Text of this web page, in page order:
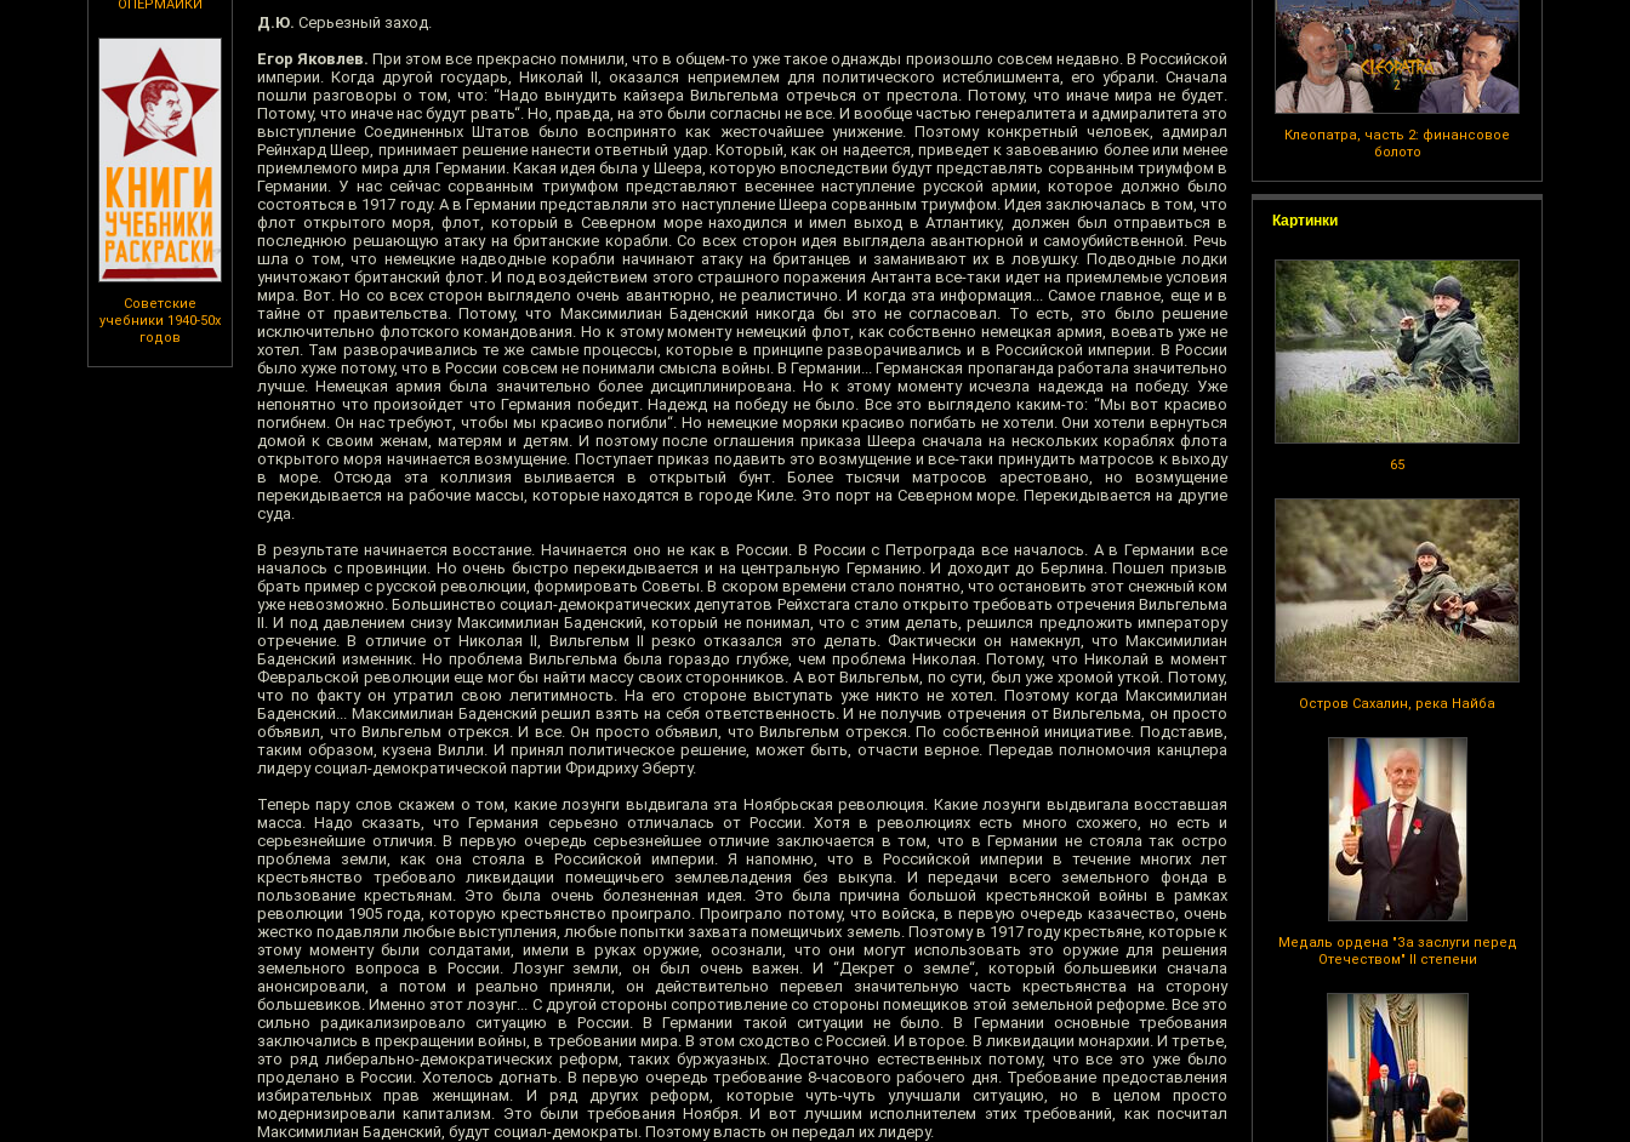
ОПЕРМАЙКИ
Советские
учебники 1940-50х
годов
Клеопатра, часть 2: финансовое
болото
Картинки
65
Остров Сахалин, река Найба
Медаль ордена "За заслуги перед
Отечеством" II степени
Д.Ю. Серьезный заход.
Егор Яковлев. При этом все прекрасно помнили, что в общем-то уже такое однажды произошло совсем недавно. В Российской
империи. Когда другой государь, Николай II, оказался неприемлем для политического истеблишмента, его убрали. Сначала
пошли разговоры о том, что: “Надо вынудить кайзера Вильгельма отречься от престола. Потому, что иначе мира не будет.
Потому, что иначе нас будут рвать“. Но, правда, на это были согласны не все. И вообще частью генералитета и адмиралитета это
выступление Соединенных Штатов было воспринято как жесточайшее унижение. Поэтому конкретный человек, адмирал
Рейнхард Шеер, принимает решение нанести ответный удар. Который, как он надеется, приведет к завоеванию более или менее
приемлемого мира для Германии. Какая идея была у Шеера, которую впоследствии будут представлять сорванным триумфом в
Германии. У нас сейчас сорванным триумфом представляют весеннее наступление русской армии, которое должно было
состояться в 1917 году. А в Германии представляли это наступление Шеера сорванным триумфом. Идея заключалась в том, что
флот открытого моря, флот, который в Северном море находился и имел выход в Атлантику, должен был отправиться в
последнюю решающую атаку на британские корабли. Со всех сторон идея выглядела авантюрной и самоубийственной. Речь
шла о том, что немецкие надводные корабли начинают атаку на британцев и заманивают их в ловушку. Подводные лодки
уничтожают британский флот. И под воздействием этого страшного поражения Антанта все-таки идет на приемлемые условия
мира. Вот. Но со всех сторон выглядело очень авантюрно, не реалистично. И когда эта информация... Самое главное, еще и в
тайне от правительства. Потому, что Максимилиан Баденский никогда бы это не согласовал. То есть, это было решение
исключительно флотского командования. Но к этому моменту немецкий флот, как собственно немецкая армия, воевать уже не
хотел. Там разворачивались те же самые процессы, которые в принципе разворачивались и в Российской империи. В России
было хуже потому, что в России совсем не понимали смысла войны. В Германии... Германская пропаганда работала значительно
лучше. Немецкая армия была значительно более дисциплинирована. Но к этому моменту исчезла надежда на победу. Уже
непонятно что произойдет что Германия победит. Надежд на победу не было. Все это выглядело каким-то: “Мы вот красиво
погибнем. Он нас требуют, чтобы мы красиво погибли“. Но немецкие моряки красиво погибать не хотели. Они хотели вернуться
домой к своим женам, матерям и детям. И поэтому после оглашения приказа Шеера сначала на нескольких кораблях флота
открытого моря начинается возмущение. Поступает приказ подавить это возмущение и все-таки принудить матросов к выходу
в море. Отсюда эта коллизия выливается в открытый бунт. Более тысячи матросов арестовано, но возмущение
перекидывается на рабочие массы, которые находятся в городе Киле. Это порт на Северном море. Перекидывается на другие
суда.
В результате начинается восстание. Начинается оно не как в России. В России с Петрограда все началось. А в Германии все
началось с провинции. Но очень быстро перекидывается и на центральную Германию. И доходит до Берлина. Пошел призыв
брать пример с русской революции, формировать Советы. В скором времени стало понятно, что остановить этот снежный ком
уже невозможно. Большинство социал-демократических депутатов Рейхстага стало открыто требовать отречения Вильгельма
II. И под давлением снизу Максимилиан Баденский, который не понимал, что с этим делать, решился предложить императору
отречение. В отличие от Николая II, Вильгельм II резко отказался это делать. Фактически он намекнул, что Максимилиан
Баденский изменник. Но проблема Вильгельма была гораздо глубже, чем проблема Николая. Потому, что Николай в момент
Февральской революции еще мог бы найти массу своих сторонников. А вот Вильгельм, по сути, был уже хромой уткой. Потому,
что по факту он утратил свою легитимность. На его стороне выступать уже никто не хотел. Поэтому когда Максимилиан
Баденский... Максимилиан Баденский решил взять на себя ответственность. И не получив отречения от Вильгельма, он просто
объявил, что Вильгельм отрекся. И все. Он просто объявил, что Вильгельм отрекся. По собственной инициативе. Подставив,
таким образом, кузена Вилли. И принял политическое решение, может быть, отчасти верное. Передав полномочия канцлера
лидеру социал-демократической партии Фридриху Эберту.
Теперь пару слов скажем о том, какие лозунги выдвигала эта Ноябрьская революция. Какие лозунги выдвигала восставшая
масса. Надо сказать, что Германия серьезно отличалась от России. Хотя в революциях есть много схожего, но есть и
серьезнейшие отличия. В первую очередь серьезнейшее отличие заключается в том, что в Германии не стояла так остро
проблема земли, как она стояла в Российской империи. Я напомню, что в Российской империи в течение многих лет
крестьянство требовало ликвидации помещичьего землевладения без выкупа. И передачи всего земельного фонда в
пользование крестьянам. Это была очень болезненная идея. Это была причина большой крестьянской войны в рамках
революции 1905 года, которую крестьянство проиграло. Проиграло потому, что войска, в первую очередь казачество, очень
жестко подавляли любые выступления, любые попытки захвата помещичьих земель. Поэтому в 1917 году крестьяне, которые к
этому моменту были солдатами, имели в руках оружие, осознали, что они могут использовать это оружие для решения
земельного вопроса в России. Лозунг земли, он был очень важен. И “Декрет о земле“, который большевики сначала
анонсировали, а потом и реально приняли, он действительно перевел значительную часть крестьянства на сторону
большевиков. Именно этот лозунг... С другой стороны сопротивление со стороны помещиков этой земельной реформе. Все это
сильно радикализировало ситуацию в России. В Германии такой ситуации не было. В Германии основные требования
заключались в прекращении войны, в требовании мира. В этом сходство с Россией. И второе. В ликвидации монархии. И третье,
это ряд либерально-демократических реформ, таких буржуазных. Достаточно естественных потому, что все это уже было
проделано в России. Хотелось догнать. В первую очередь требование 8-часового рабочего дня. Требование предоставления
избирательных прав женщинам. И ряд других реформ, которые чуть-чуть улучшали ситуацию, но в целом просто
модернизировали капитализм. Это были требования Ноября. И вот лучшим исполнителем этих требований, как посчитал
Максимилиан Баденский, будут социал-демократы. Поэтому власть он передал их лидеру.